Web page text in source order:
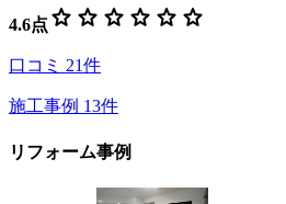
4.6点 star star star star star star
口コミ 21件
施工事例 13件
リフォーム事例